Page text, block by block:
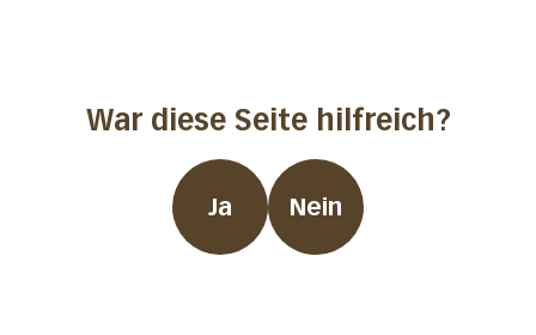
War diese Seite hilfreich?
Ja Nein